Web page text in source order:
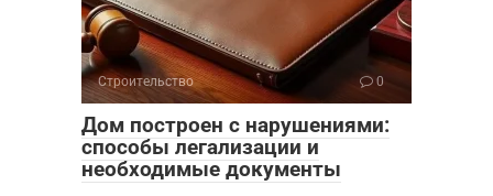
Строительство 0
Дом построен с нарушениями:
способы легализации и
необходимые документы